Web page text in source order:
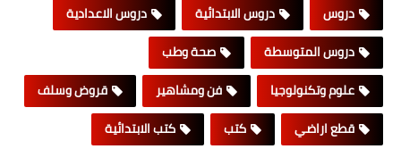
دروس
دروس الابتدائية
دروس الاعدادية
دروس المتوسطة
صحة وطب
علوم وتكنولوجيا
فن ومشاهير
قروض وسلف
قطع اراضي
كتب
كتب الابتدائية